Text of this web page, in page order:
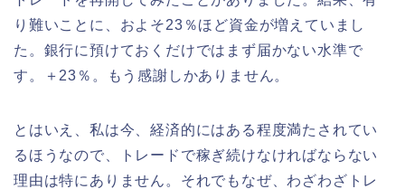
り難いことに、およそ23％ほど資金が増えていまし
た。銀行に預けておくだけではまず届かない水準で
す。＋23％。もう感謝しかありません。
とはいえ、私は今、経済的にはある程度満たされてい
るほうなので、トレードで稼ぎ続けなければならない
理由は特にありません。それでもなぜ、わざわざトレ